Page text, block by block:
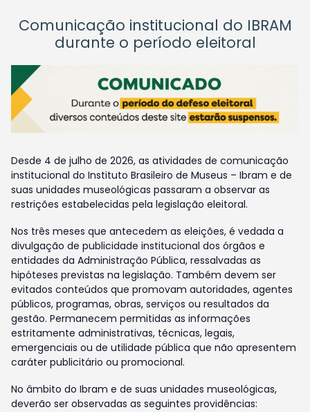
Comunicação institucional do IBRAM
durante o período eleitoral
Desde 4 de julho de 2026, as atividades de comunicação
institucional do Instituto Brasileiro de Museus – Ibram e de
suas unidades museológicas passaram a observar as
restrições estabelecidas pela legislação eleitoral.
Nos três meses que antecedem as eleições, é vedada a
divulgação de publicidade institucional dos órgãos e
entidades da Administração Pública, ressalvadas as
hipóteses previstas na legislação. Também devem ser
evitados conteúdos que promovam autoridades, agentes
públicos, programas, obras, serviços ou resultados da
gestão. Permanecem permitidas as informações
estritamente administrativas, técnicas, legais,
emergenciais ou de utilidade pública que não apresentem
caráter publicitário ou promocional.
No âmbito do Ibram e de suas unidades museológicas,
deverão ser observadas as seguintes providências: